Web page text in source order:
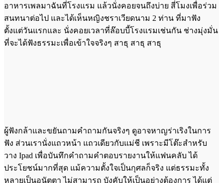
อาหารเพลมาฉันที่โรงแรม แล้วนั่งคอยจนถึงบ่าย สี่โมงเพื่อร่วม
สนทนาต่อไป และได้เห็นหญิงชราเวียดนาม 2 ท่าน ที่มาฟัง
ตั้งแต่วันแรกและ นั่งคอยเวลาที่ล๊อบบี้โรงแรมเช่นกัน ช่างมุ่งมั่น
ที่จะได้ฟังธรรมะเพื่อเข้าใจจริงๆ สาธุ สาธุ สาธุ
ผู้ฟังกล้าและขยันถามคำถามกันจริงๆ ดูอาจหาญร่าเริงในการ
ฟัง ส่วนเรานั่งแถวหน้า แถวเดียวกับแม่ชี เพราะมีโต๊ะสำหรับ
วาง Ipad เพื่อบันทึกคำถามคำตอบรายงานให้แฟนคลับ ได้
ประโยชน์มากที่สุด แม้ความตั้งใจเป็นกุศลก็จริง แต่ธรรมะทั้ง
หลายเป็นอนัตตา ไม่สามารถ บังคับให้เป็นอย่างต้องการ ได้แต่